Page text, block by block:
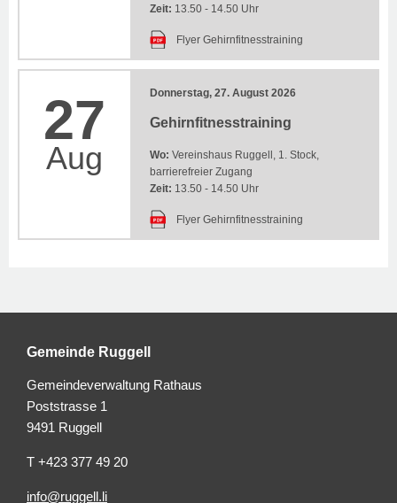
Zeit: 13.50 - 14.50 Uhr
Flyer Gehirnfitnesstraining
27
Aug
Donnerstag, 27. August 2026
Gehirnfitnesstraining
Wo: Vereinshaus Ruggell, 1. Stock,
barrierefreier Zugang
Zeit: 13.50 - 14.50 Uhr
Flyer Gehirnfitnesstraining
Gemeinde Ruggell
Gemeindeverwaltung Rathaus
Poststrasse 1
9491 Ruggell
T +423 377 49 20
info@ruggell.li